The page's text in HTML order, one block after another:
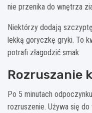
nie przenika do wnętrza
Niektórzy dodają
lekką goryczkę gryki. To
potrafi złagodzić smak.
Rozruszanie
Po 5 minutach
rozruszenie. Używa się do